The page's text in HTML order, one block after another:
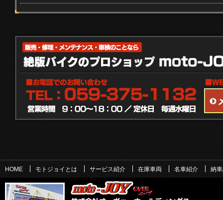
HOME モトジョイとは サービス紹介 在庫車両 名車紹介 納